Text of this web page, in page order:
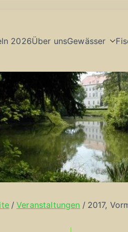
2026Über unsGewässer
Veranstaltungen 2017,